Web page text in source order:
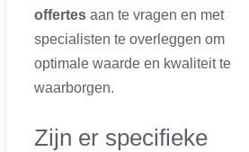
offertes aan te vragen en met
specialisten te overleggen om
optimale waarde en kwaliteit te
waarborgen.
Zijn er specifieke